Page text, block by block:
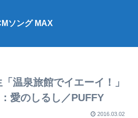
ソング MAX
温泉旅館でイエーイ！」
愛のしるし／PUFFY
2016.03.02